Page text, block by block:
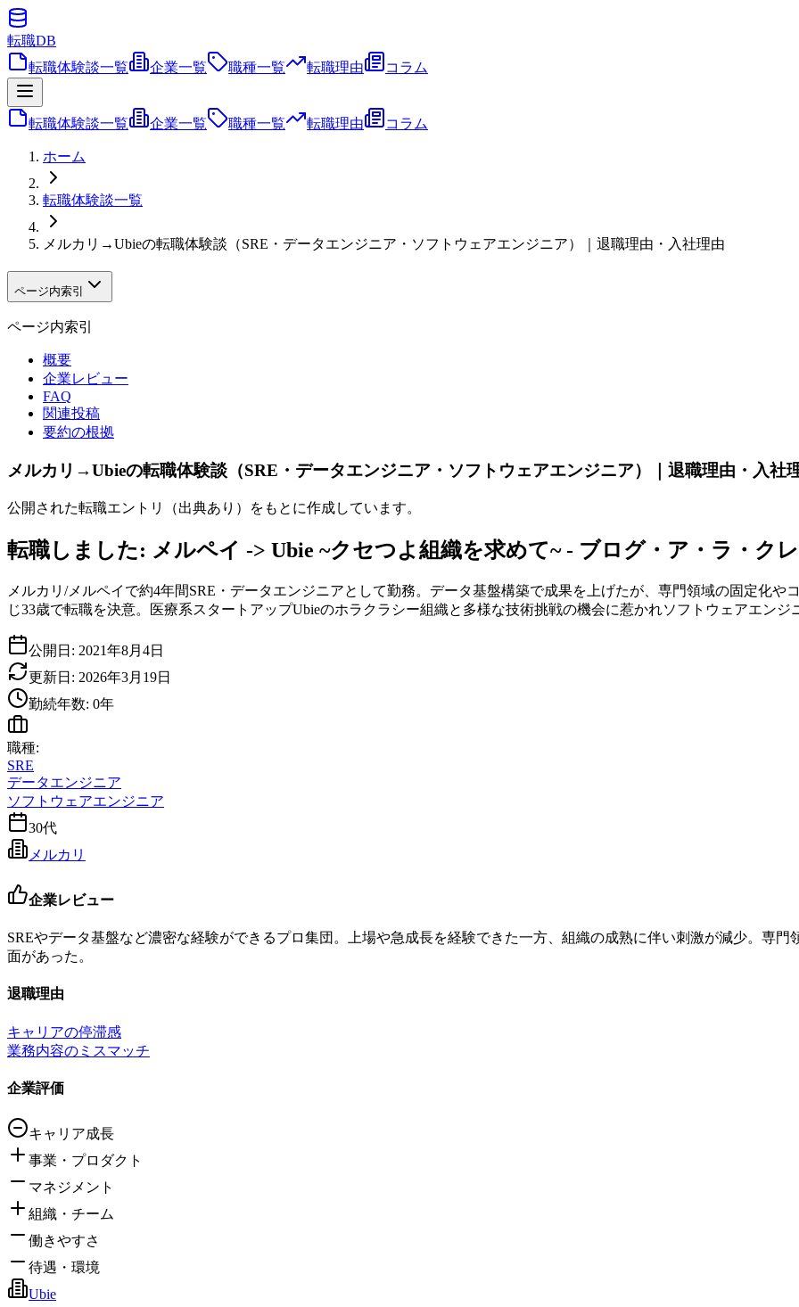
転職DB
転職体験談一覧
企業一覧 職種一覧 転職理由 コラム
転職体験談一覧 企業一覧 職種一覧 転職理由 コラム
ホーム
転職体験談一覧
メルカリ→Ubieの転職体験談（SRE・データエンジニア・ソフトウェアエンジニア）｜退職理由・入社理由
ページ内索引
ページ内索引
概要
企業レビュー
FAQ
関連投稿
要約の根拠
メルカリ→Ubieの転職体験談（SRE・データエンジニア・ソフトウェアエンジニア）｜退職理由・入社
公開された転職エントリ（出典あり）をもとに作成しています。
転職しました: メルペイ -> Ubie ~クセつよ組織を求めて~ - ブログ・ア・ラ・ク
メルカリ/メルペイで約4年間SRE・データエンジニアとして勤務。データ基盤構築で成果を上げたが、専門領域の固定化
じ33歳で転職を決意。医療系スタートアップUbieのホラクラシー組織と多様な技術挑戦の機会に惹かれソフトウェアエンジ
公開日: 2021年8月4日
更新日: 2026年3月19日
勤続年数: 0年
職種:
SRE
データエンジニア
ソフトウェアエンジニア
30代
メルカリ
企業レビュー
SREやデータ基盤など濃密な経験ができるプロ集団。上場や急成長を経験できた一方、組織の成熟に伴い刺激が減少。専
面があった。
退職理由
キャリアの停滞感
業務内容のミスマッチ
企業評価
キャリア成長
事業・プロダクト
マネジメント
組織・チーム
働きやすさ
待遇・環境
Ubie